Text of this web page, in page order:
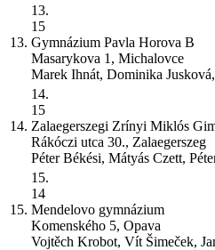
13.
13.
15
Gymnázium Pavla Horova B
Masarykova 1, Michalovce
Marek Ihnát, Dominika
14.
14.
15
Zalaegerszegi Zrínyi Miklós
Rákóczi utca 30., Zalaegerszeg
Péter Békési, Mátyás Czett,
15.
15.
14
Mendelovo gymnázium
Komenského 5, Opava
Vojtěch Krobot, Vít Šimeček,